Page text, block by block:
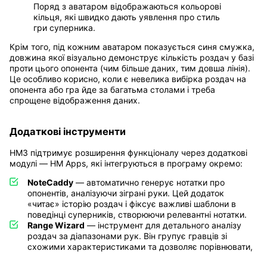
Поряд з аватаром відображаються кольорові
кільця, які швидко дають уявлення про стиль
гри суперника.
Крім того, під кожним аватаром показується синя смужка,
довжина якої візуально демонструє кількість роздач у базі
проти цього опонента (чим більше даних, тим довша лінія).
Це особливо корисно, коли є невелика вибірка роздач на
опонента або гра йде за багатьма столами і треба
спрощене відображення даних.
Додаткові інструменти
HM3 підтримує розширення функціоналу через додаткові
модулі — HM Apps, які інтегруються в програму окремо:
NoteCaddy — автоматично генерує нотатки про
опонентів, аналізуючи зіграні руки. Цей додаток
«читає» історію роздач і фіксує важливі шаблони в
поведінці суперників, створюючи релевантні нотатки.
Range Wizard — інструмент для детального аналізу
роздач за діапазонами рук. Він групує гравців зі
схожими характеристиками та дозволяє порівнювати,